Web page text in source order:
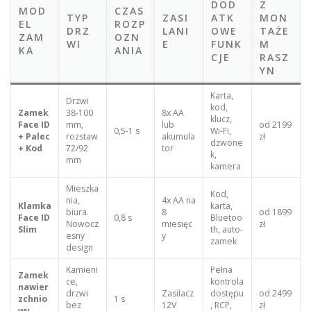
MOD
EL
ZAM
KA
TYP
DRZ
WI
CZAS
ROZP
OZN
ANIA
ZASI
LANI
E
DOD
ATK
OWE
FUNK
CJE
Z
MON
TAŻE
M
RASZ
YN
Zamek
Face ID
+ Palec
+ Kod
Drzwi
38-100
mm,
rozstaw
72/92
mm
0,5-1 s
8x AA
lub
akumula
tor
Karta,
kod,
klucz,
Wi-Fi,
dzwone
k,
kamera
od 2199
zł
Klamka
Face ID
Slim
Mieszka
nia,
biura.
Nowocz
esny
design
0,8 s
4x AA na
8
miesięc
y
Kod,
karta,
Bluetoo
th, auto-
zamek
od 1899
zł
Zamek
nawier
zchnio
Kamieni
ce,
drzwi
bez
1 s
Zasilacz
12V
Pełna
kontrola
dostępu
, RCP,
od 2499
zł